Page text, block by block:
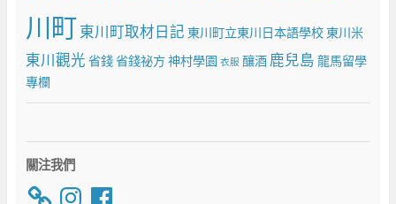
川町東川町取材日記 東川町立東川日本語學校 東川米
東川觀光 省錢省錢祕方神村學園 衣服 釀酒 鹿兒島 龍馬留學
專欄
關注我們
InstagramFacebook